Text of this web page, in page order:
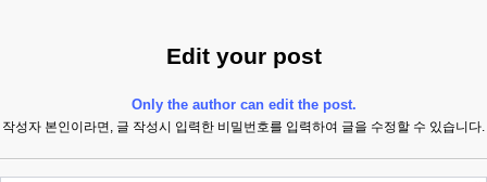
Edit your post
Only the author can edit the post.
작성자 본인이라면, 글 작성시 입력한 비밀번호를 입력하여 글을 수정할 수 있습니다.